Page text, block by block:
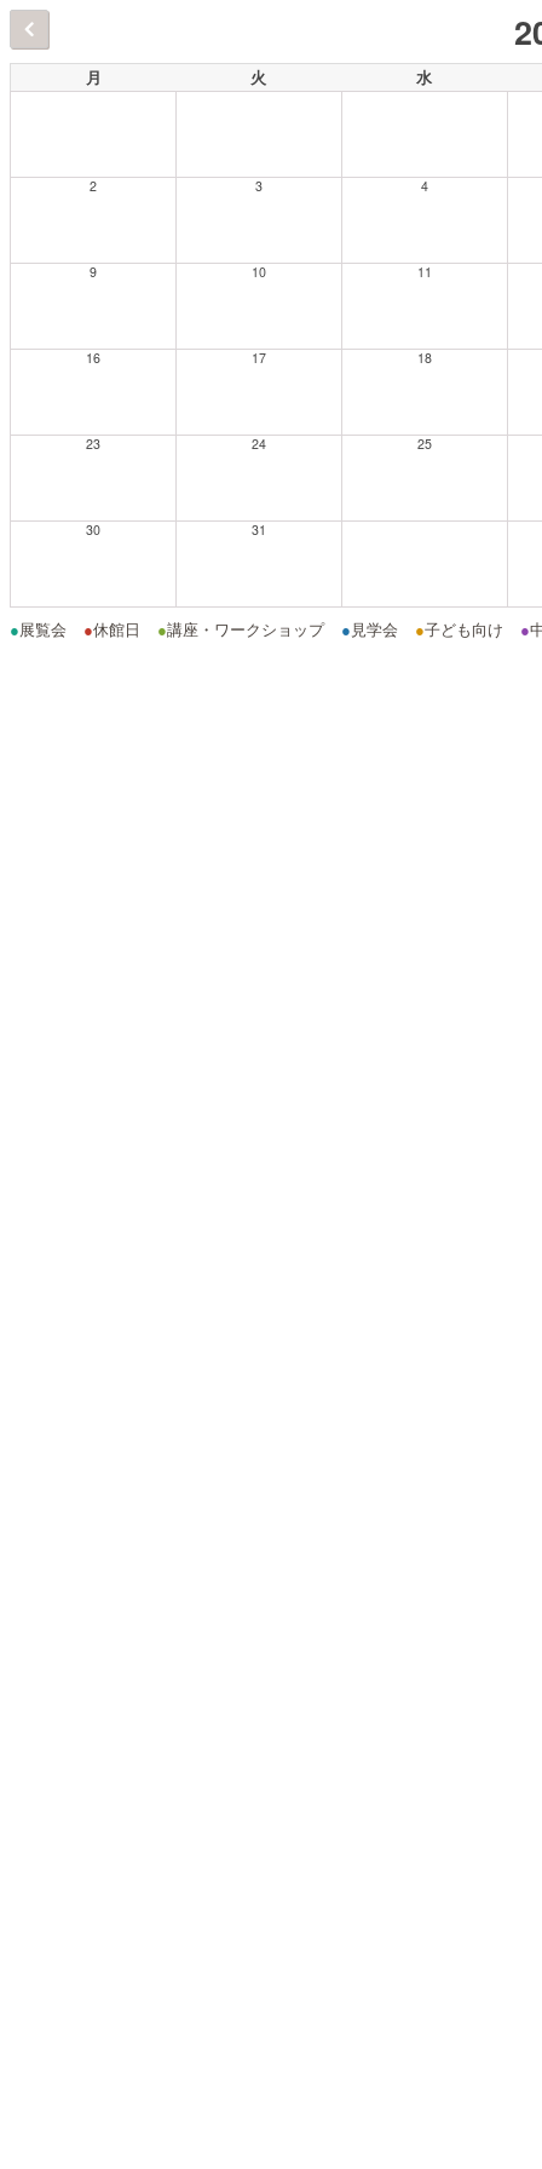
月 火 水
2 3 4
9 10 11
16 17 18
23 24 25
30 31
●展覧会 ●休館日 ●講座・ワークショップ ● 見学会 ●子ども向け ●